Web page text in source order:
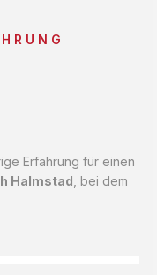
Erfahrung für einen
Halmstad , bei dem